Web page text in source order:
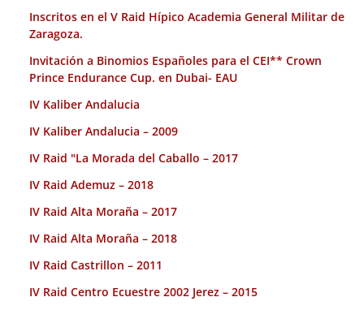
Inscritos en el V Raid Hípico Academia General Militar de
Zaragoza.
Invitación a Binomios Españoles para el CEI** Crown
Prince Endurance Cup. en Dubai- EAU
IV Kaliber Andalucia
IV Kaliber Andalucia – 2009
IV Raid "La Morada del Caballo – 2017
IV Raid Ademuz – 2018
IV Raid Alta Moraña – 2017
IV Raid Alta Moraña – 2018
IV Raid Castrillon – 2011
IV Raid Centro Ecuestre 2002 Jerez – 2015